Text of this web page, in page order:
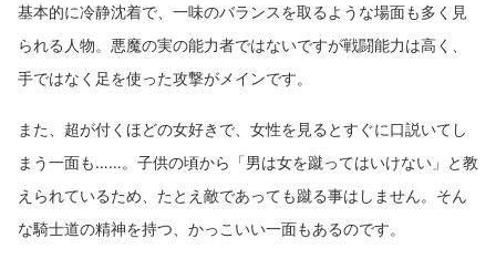
基本的に冷静沈着で、一味のバランスを取るような場面も多く見
られる人物。悪魔の実の能力者ではないですが戦闘能力は高く、
手ではなく足を使った攻撃がメインです。
また、超が付くほどの女好きで、女性を見るとすぐに口説いてし
まう一面も……。子供の頃から「男は女を蹴ってはいけない」と教
えられているため、たとえ敵であっても蹴る事はしません。そん
な騎士道の精神を持つ、かっこいい一面もあるのです。